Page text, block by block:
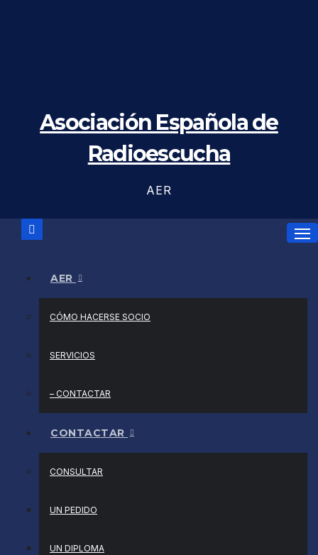
Asociación Española de
Radioescucha
AER
AER
CÓMO HACERSE SOCIO
SERVICIOS
– CONTACTAR
CONTACTAR
CONSULTAR
UN PEDIDO
UN DIPLOMA